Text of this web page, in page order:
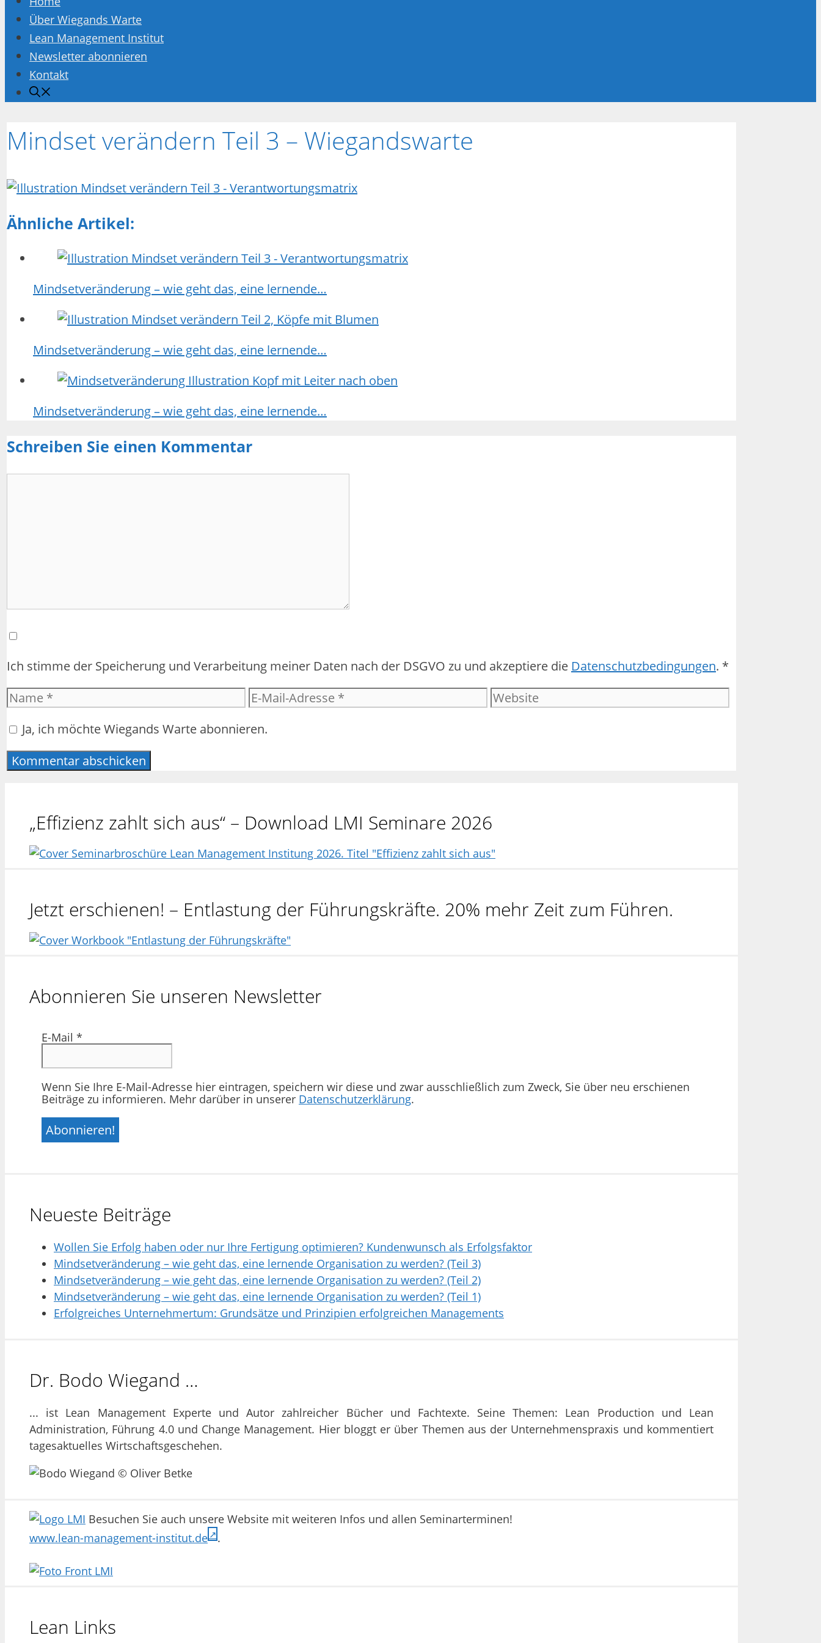
Über Wiegands Warte
Lean Management Institut
Newsletter abonnieren
Kontakt
Mindset verändern Teil 3 – Wiegandswarte
Ähnliche Artikel:
Mindsetveränderung – wie geht das, eine lernende…
Mindsetveränderung – wie geht das, eine lernende…
Mindsetveränderung – wie geht das, eine lernende…
Schreiben Sie einen Kommentar
Ich stimme der Speicherung und Verarbeitung meiner Daten nach der DSGVO zu und akzeptiere die Datenschutzbedingungen. *
Name
E-
Adresse
Website
Ja, ich möchte Wiegands Warte abonnieren.
„Effizienz zahlt sich aus“ – Download LMI Seminare 2026
Jetzt erschienen! – Entlastung der Führungskräfte. 20% mehr Zeit zum Führen.
Abonnieren Sie unseren Newsletter
E-Mail *
Wenn Sie Ihre E-Mail-Adresse hier eintragen, speichern wir diese und zwar ausschließlich zum Zweck, Sie über neu erschienen
Beiträge zu informieren. Mehr darüber in unserer Datenschutzerklärung.
Neueste Beiträge
Wollen Sie Erfolg haben oder nur Ihre Fertigung optimieren? Kundenwunsch als Erfolgsfaktor
Mindsetveränderung – wie geht das, eine lernende Organisation zu werden? (Teil 3)
Mindsetveränderung – wie geht das, eine lernende Organisation zu werden? (Teil 2)
Mindsetveränderung – wie geht das, eine lernende Organisation zu werden? (Teil 1)
Erfolgreiches Unternehmertum: Grundsätze und Prinzipien erfolgreichen Managements
Dr. Bodo Wiegand …
... ist Lean Management Experte und Autor zahlreicher Bücher und Fachtexte. Seine Themen: Lean Production und Lean
Administration, Führung 4.0 und Change Management. Hier bloggt er über Themen aus der Unternehmenspraxis und kommentiert
tagesaktuelles Wirtschaftsgeschehen.
Besuchen Sie auch unsere Website mit weiteren Infos und allen Seminarterminen!
www.lean-management-institut.de
.
Lean Links